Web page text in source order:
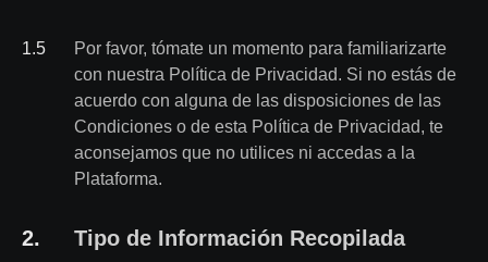
1.5
Por favor, tómate un momento para familiarizarte
con nuestra Política de Privacidad. Si no estás de
acuerdo con alguna de las disposiciones de las
Condiciones o de esta Política de Privacidad, te
aconsejamos que no utilices ni accedas a la
Plataforma.
2. Tipo de Información Recopilada